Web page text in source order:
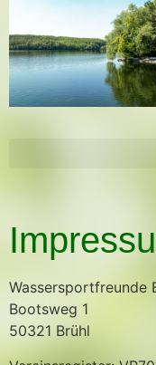
Wassersportfreunde
Bootsweg 1
50321 Brühl